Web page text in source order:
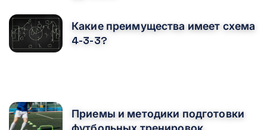
Какие преимущества имеет схема
4-3-3?
Приемы и методики подготовки